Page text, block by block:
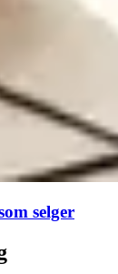
selger